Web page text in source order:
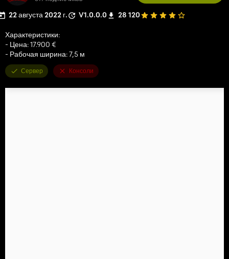
22 августа 2022 г. V1.0.0.0 28 120
Характеристики:
- Цена: 17.900 €
- Рабочая ширина: 7,5 м
Сервер Консоли